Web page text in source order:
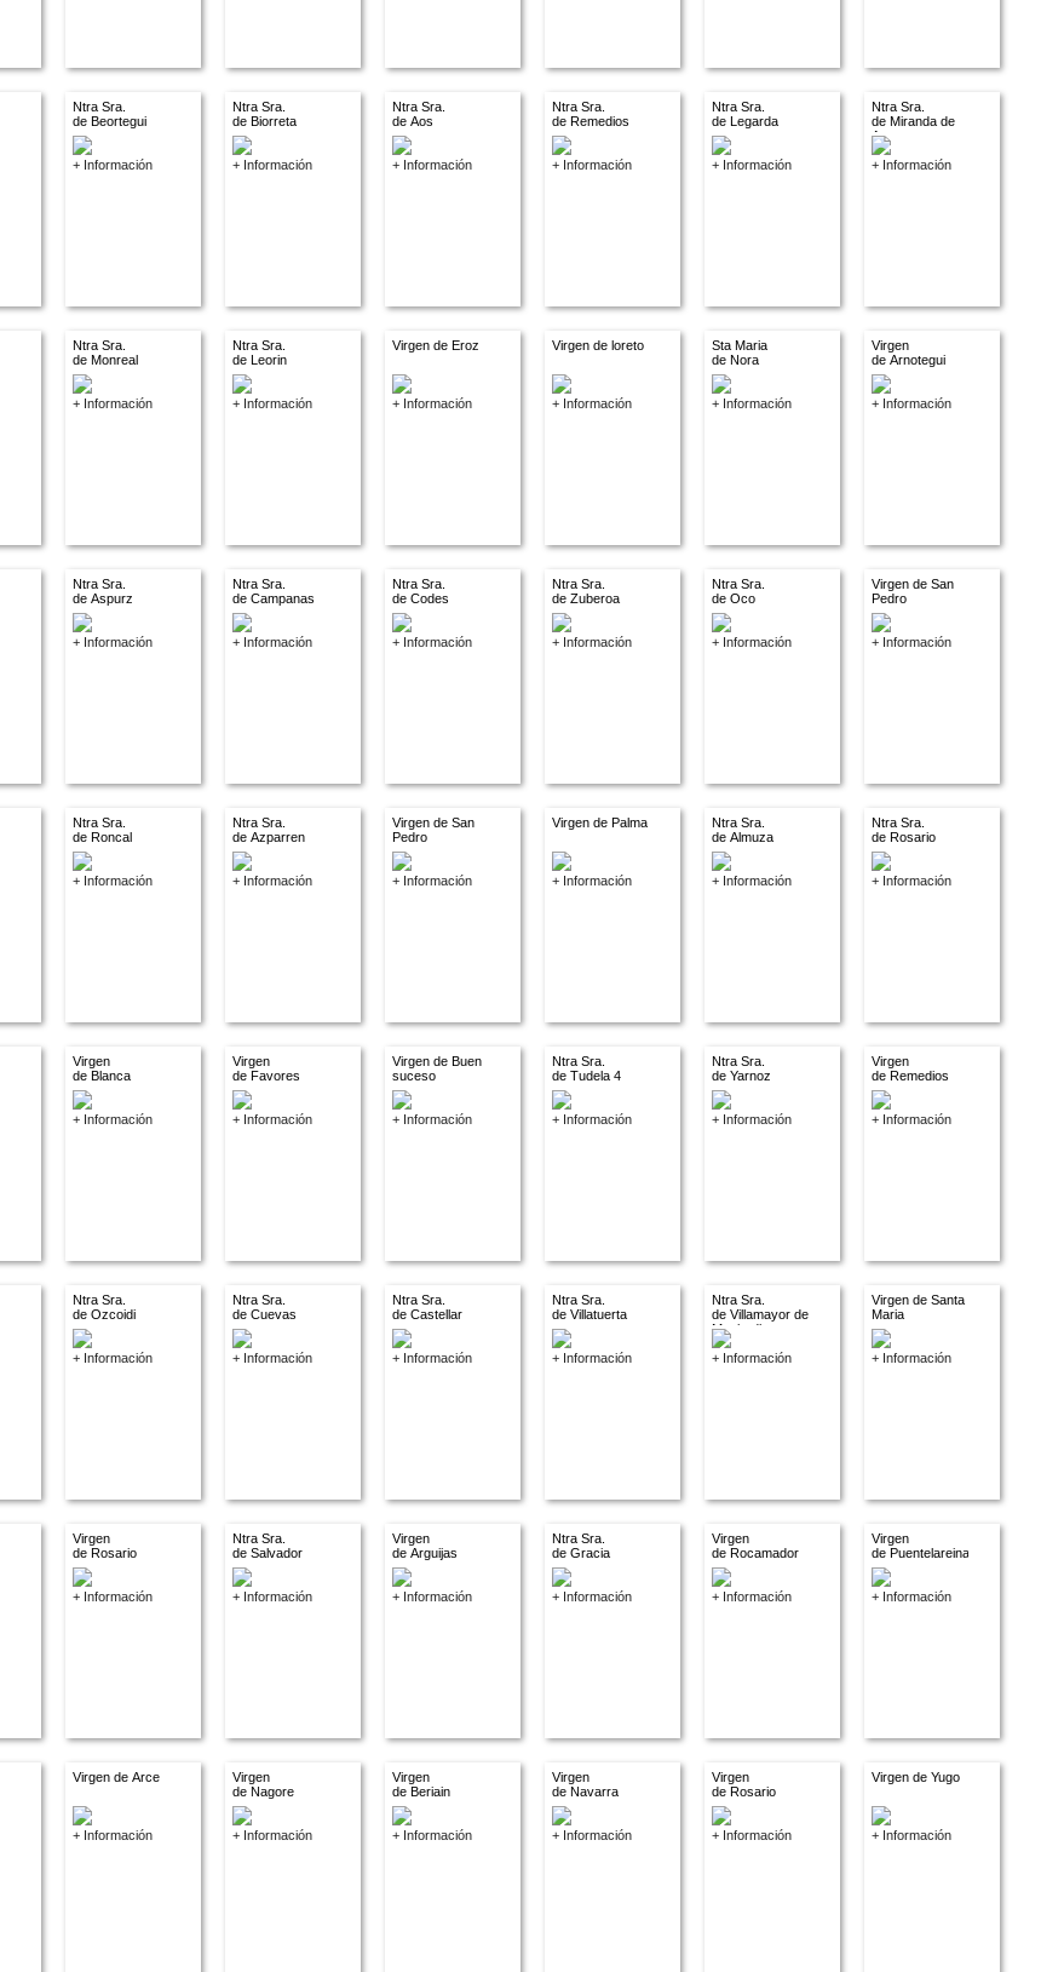
Ntra Sra.
de Beortegui
+ Información
Ntra Sra.
de Biorreta
+ Información
Ntra Sra.
de Aos
+ Información
Ntra Sra.
de Remedios
+ Información
Ntra Sra.
de Legarda
+ Información
Ntra Sra.
de Miranda de
Arga
+ Información
Ntra Sra.
de Monreal
+ Información
Ntra Sra.
de Leorin
+ Información
Virgen de Eroz
+ Información
Virgen de loreto
+ Información
Sta Maria
de Nora
+ Información
Virgen
de Arnotegui
+ Información
Ntra Sra.
de Aspurz
+ Información
Ntra Sra.
de Campanas
+ Información
Ntra Sra.
de Codes
+ Información
Ntra Sra.
de Zuberoa
+ Información
Ntra Sra.
de Oco
+ Información
Virgen de San
Pedro
+ Información
Ntra Sra.
de Roncal
+ Información
Ntra Sra.
de Azparren
+ Información
Virgen de San
Pedro
+ Información
Virgen de Palma
+ Información
Ntra Sra.
de Almuza
+ Información
Ntra Sra.
de Rosario
+ Información
Virgen
de Blanca
+ Información
Virgen
de Favores
+ Información
Virgen de Buen
suceso
+ Información
Ntra Sra.
de Tudela 4
+ Información
Ntra Sra.
de Yarnoz
+ Información
Virgen
de Remedios
+ Información
Ntra Sra.
de Ozcoidi
+ Información
Ntra Sra.
de Cuevas
+ Información
Ntra Sra.
de Castellar
+ Información
Ntra Sra.
de Villatuerta
+ Información
Ntra Sra.
de Villamayor de
Monjardin
+ Información
Virgen de Santa
Maria
+ Información
Virgen
de Rosario
+ Información
Ntra Sra.
de Salvador
+ Información
Virgen
de Arguijas
+ Información
Ntra Sra.
de Gracia
+ Información
Virgen
de Rocamador
+ Información
Virgen
de Puentelareina
+ Información
Virgen de Arce
+ Información
Virgen
de Nagore
+ Información
Virgen
de Beriain
+ Información
Virgen
de Navarra
+ Información
Virgen
de Rosario
+ Información
Virgen de Yugo
+ Información